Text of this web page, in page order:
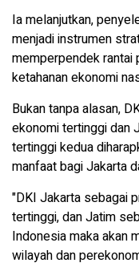
Ia melanjutkan,
menjadi instrumen
memperpendek rantai
ketahanan ekonomi
Bukan tanpa alasan,
ekonomi tertinggi dan
tertinggi kedua
manfaat bagi Jakarta
"DKI Jakarta sebagai
tertinggi, dan Jatim
Indonesia maka akan
wilayah dan